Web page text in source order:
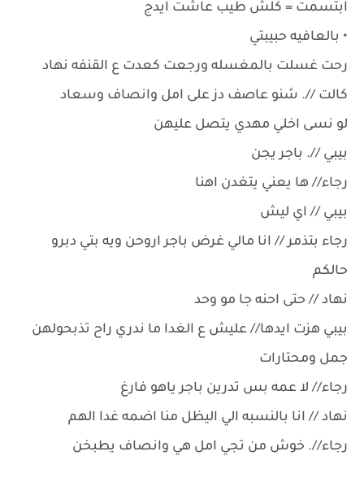
ابتسمت = كلش طيب عاشت ايدج
• بالعافيه حبيبتي
رحت غسلت بالمغسله ورجعت كعدت ع القنفه نهاد
كالت //. شنو عاصف دز على امل وانصاف وسعاد
لو نسى اخلي مهدي يتصل عليهن
بيبي //. باجر يجن
رجاء// ها يعني يتغدن اهنا
بيبي // اي ليش
رجاء بتذمر // انا مالي غرض باجر اروحن ويه بتي دبرو
حالكم
نهاد // حتى احنه جا مو وحد
بيبي هزت ايدها// عليش ع الغدا ما ندري راح تذبحولهن
جمل ومحتارات
رجاء// لا عمه بس تدرين باجر ياهو فارغ
نهاد // انا بالنسبه الي اليظل منا اضمه غدا الهم
رجاء//. خوش من تجي امل هي وانصاف يطبخن